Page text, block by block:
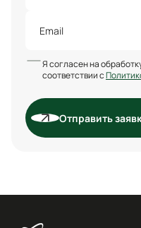
Я согласен на
соответствии с
Отправить